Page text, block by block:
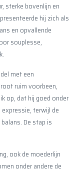
sterke bovenlijn en
hij zich als
en opvallende
souplesse,
met een
ruim voorbeen,
op, dat hij goed onder
terwijl de
De stap is
ook de moederlijn
onder andere de